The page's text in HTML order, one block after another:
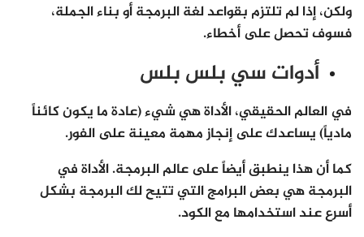
ولكن، إذا لم تلتزم بقواعد لغة البرمجة أو بناء الجملة،
فسوف تحصل على أخطاء.
أدوات سي بلس بلس
في العالم الحقيقي، الأداة هي شيء (عادة ما يكون كائناً
مادياً) يساعدك على إنجاز مهمة معينة على الفور.
كما أن هذا ينطبق أيضاً على عالم البرمجة. الأداة في
البرمجة هي بعض البرامج التي تتيح لك البرمجة بشكل
أسرع عند استخدامها مع الكود.